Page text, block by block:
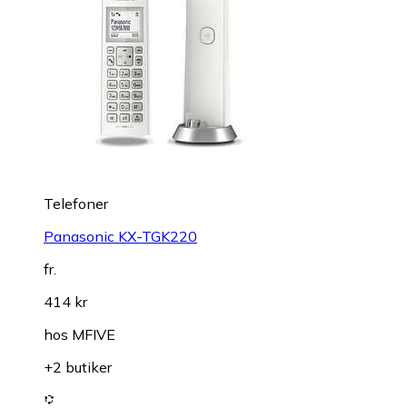
Telefoner
Panasonic KX-TGK220
fr.
414 kr
hos MFIVE
+2 butiker